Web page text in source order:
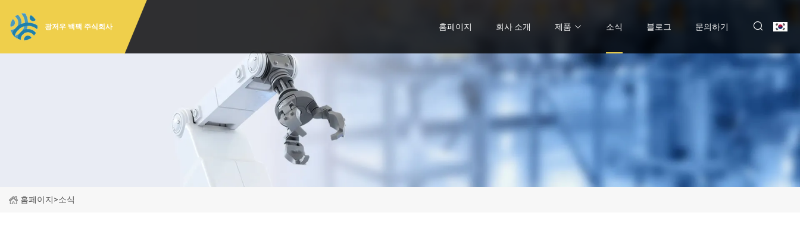
광저우 백팩 주식회사 홈페이지 회사 소개 제품 소식 블로그 문의하기
홈페이지>소식